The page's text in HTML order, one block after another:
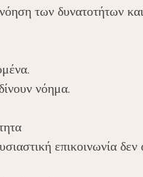
των δυνατοτήτων
νόημα.
επικοινωνία δεν